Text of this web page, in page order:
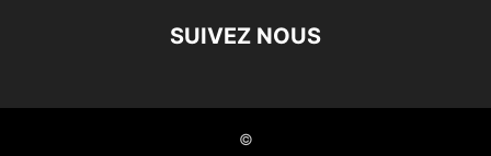
SUIVEZ NOUS
©